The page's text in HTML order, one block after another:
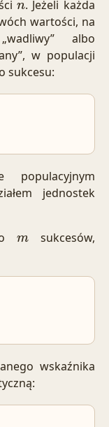
n. Jeżeli każda
wartości, na
albo
w populacji
sukcesu:
populacyjnym
jednostek
msukcesów,
wskaźnika